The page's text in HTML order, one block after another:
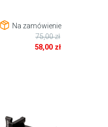
Na zamówienie
75,00zł
58,00 zł